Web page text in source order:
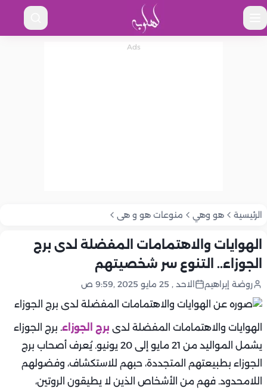
الرئيسية هو وهي منوعات هو و هى
الهوايات والاهتمامات المفضلة لدى برج
الجوزاء.. التنوع سر شخصيتهم
روضة إبراهيم الاحد , 25 مايو 2025 ,9:59 ص
الهوايات والاهتمامات المفضلة لدى برج الجوزاء. برج الجوزاء
يشمل المواليد من 21 مايو إلى 20 يونيو. يُعرف أصحاب برج
الجوزاء بطبيعتهم المتجددة، حبهم للاستكشاف، وفضولهم
اللامحدود. فهم من الأشخاص الذين لا يطيقون الروتين،